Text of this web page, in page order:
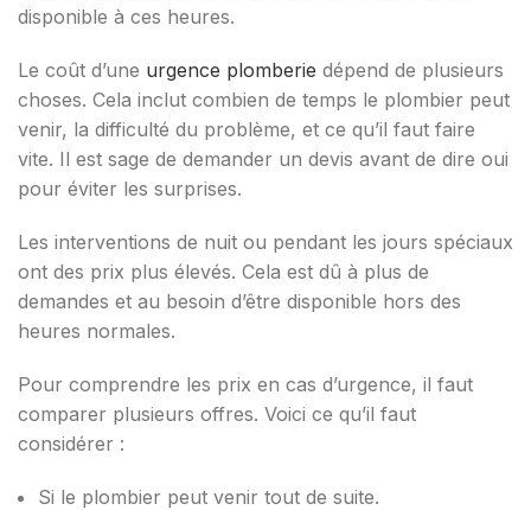
disponible à ces heures.
Le coût d’une urgence plomberie dépend de plusieurs
choses. Cela inclut combien de temps le plombier peut
venir, la difficulté du problème, et ce qu’il faut faire
vite. Il est sage de demander un devis avant de dire oui
pour éviter les surprises.
Les interventions de nuit ou pendant les jours spéciaux
ont des prix plus élevés. Cela est dû à plus de
demandes et au besoin d’être disponible hors des
heures normales.
Pour comprendre les prix en cas d’urgence, il faut
comparer plusieurs offres. Voici ce qu’il faut
considérer :
Si le plombier peut venir tout de suite.